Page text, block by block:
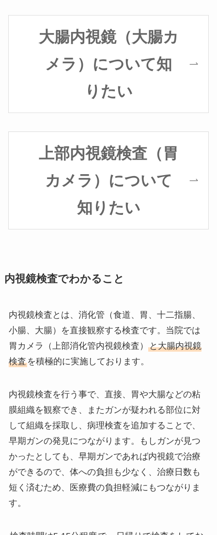
大腸内視鏡（大腸カ
メラ）について知
りたい
上部内視鏡検査（胃
カメラ）について
知りたい
内視鏡検査でわかること
内視鏡検査とは、消化管（食道、胃、十二指腸、
小腸、大腸）を直接観察する検査です。当院では
胃カメラ（上部消化管内視鏡検査） と大腸内視鏡
検査を積極的に実施しております。
内視鏡検査を行う事で、直接、胃や大腸などの粘
膜組織を観察でき、またガンが疑われる部位に対
して組織を採取し、病理検査を追加することで、
早期ガンの発見につながります。もしガンが見つ
かったとしても、早期ガンであれば内視鏡で治療
ができるので、体への負担も少なく、治療日数も
短く済むため、医療費の負担軽減にもつながりま
す。